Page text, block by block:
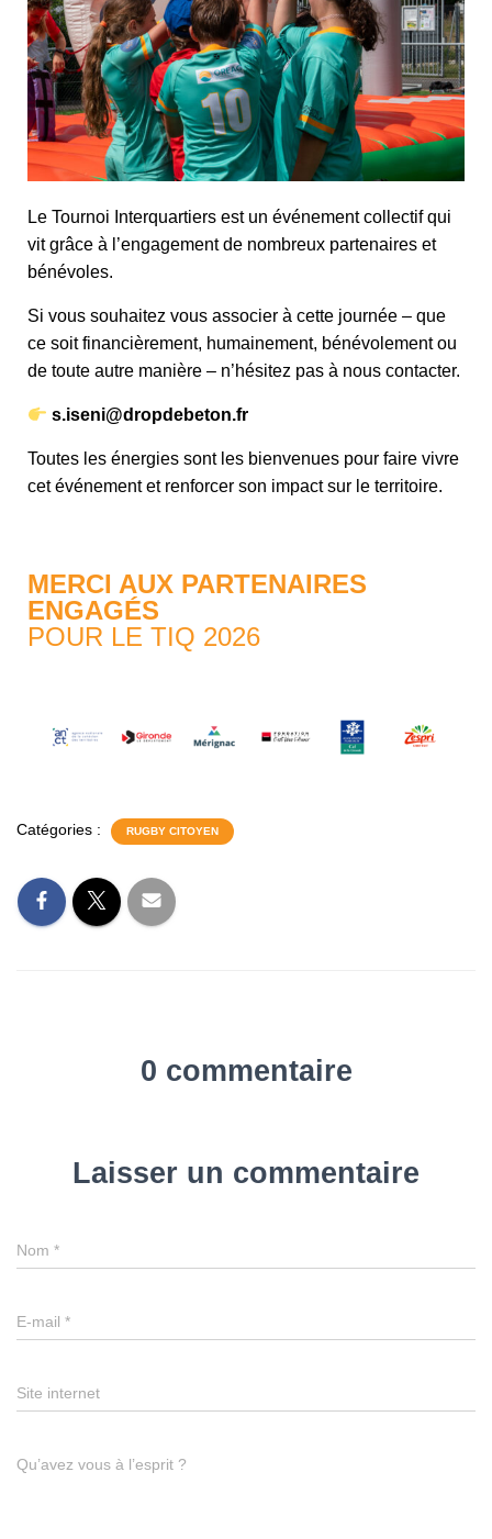
Le Tournoi Interquartiers est un événement collectif qui
vit grâce à l’engagement de nombreux partenaires et
bénévoles.
Si vous souhaitez vous associer à cette journée – que
ce soit financièrement, humainement, bénévolement ou
de toute autre manière – n’hésitez pas à nous contacter.
s.iseni@dropdebeton.fr
Toutes les énergies sont les bienvenues pour faire vivre
cet événement et renforcer son impact sur le territoire.
MERCI AUX PARTENAIRES
ENGAGÉS
POUR LE TIQ 2026
Catégories : RUGBY CITOYEN
0 commentaire
Laisser un commentaire
Nom *
E-mail *
Site internet
Qu’avez vous à l’esprit ?